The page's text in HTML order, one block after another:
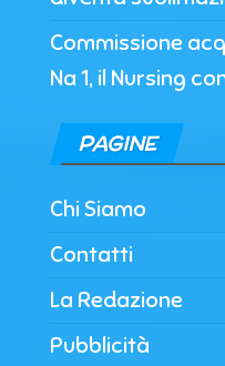
Commissione
Na 1, il Nursing
PAGINE
Chi Siamo
Contatti
La Redazione
Pubblicità